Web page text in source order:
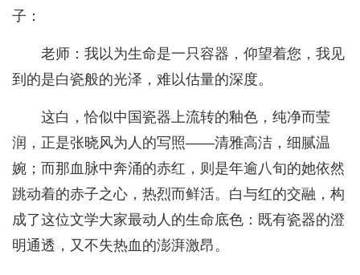
子：
老师：我以为生命是一只容器，仰望着您，我见
到的是白瓷般的光泽，难以估量的深度。
这白，恰似中国瓷器上流转的釉色，纯净而莹
润，正是张晓风为人的写照——清雅高洁，细腻温
婉；而那血脉中奔涌的赤红，则是年逾八旬的她依然
跳动着的赤子之心，热烈而鲜活。白与红的交融，构
成了这位文学大家最动人的生命底色：既有瓷器的澄
明通透，又不失热血的澎湃激昂。